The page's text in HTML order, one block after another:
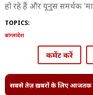
हो रहे हैं और यूनुस समर्थक
TOPICS:
बांग्लादेश
कमेंट करें
सबसे तेज़ ख़बरों के लिए आजतक